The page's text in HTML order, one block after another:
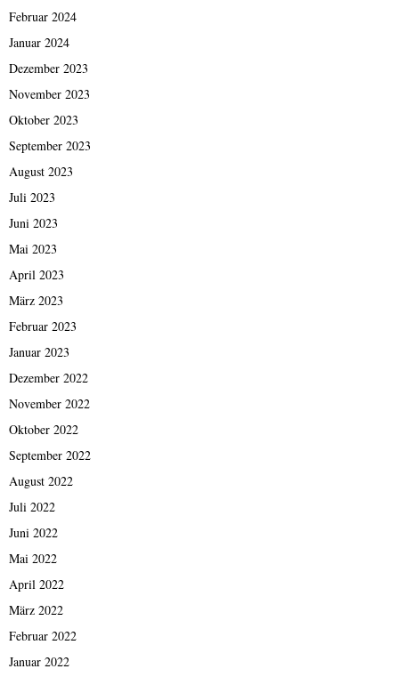
Februar 2024
Januar 2024
Dezember 2023
November 2023
Oktober 2023
September 2023
August 2023
Juli 2023
Juni 2023
Mai 2023
April 2023
März 2023
Februar 2023
Januar 2023
Dezember 2022
November 2022
Oktober 2022
September 2022
August 2022
Juli 2022
Juni 2022
Mai 2022
April 2022
März 2022
Februar 2022
Januar 2022